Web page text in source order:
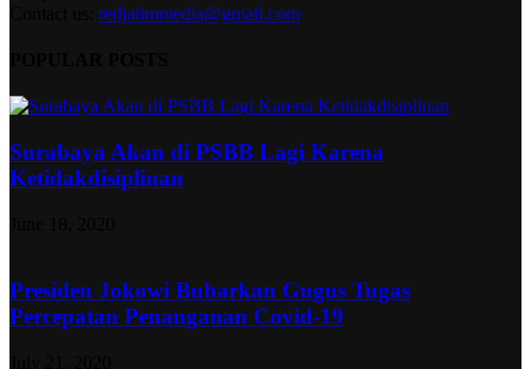
redjatimmedia@gmail.com
Surabaya Akan di PSBB Lagi Karena
Ketidakdisiplinan
Presiden Jokowi Bubarkan Gugus Tugas
Percepatan Penanganan Covid-19